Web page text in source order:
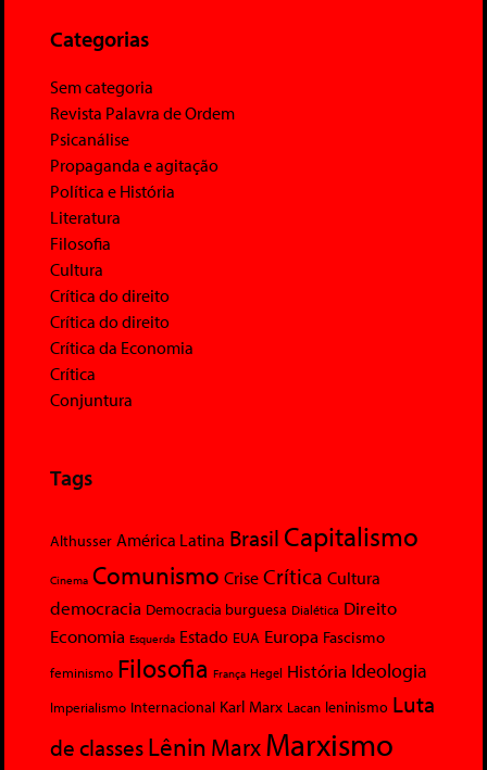
Categorias
Sem categoria
Revista Palavra de Ordem
Psicanálise
Propaganda e agitação
Política e História
Literatura
Filosofia
Cultura
Crítica do direito
Crítica do direito
Crítica da Economia
Crítica
Conjuntura
Tags
Althusser América Latina Brasil Capitalismo
Cinema Comunismo Crise Crítica Cultura
democracia Democracia burguesa Dialética Direito
Economia Esquerda Estado EUA Europa Fascismo
feminismo Filosofia França Hegel História Ideologia
Imperialismo Internacional Karl Marx Lacan leninismo Luta
de classesLênin MarxMarxismo